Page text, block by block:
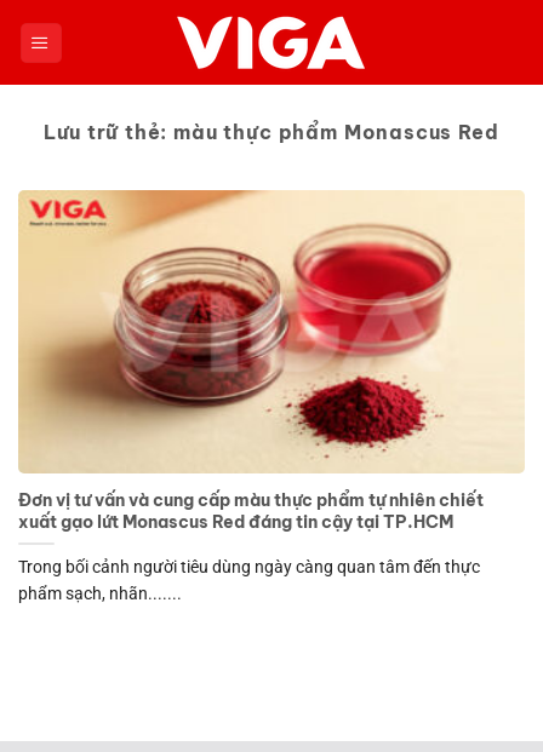
Lưu trữ thẻ: màu thực phẩm Monascus Red
Đơn vị tư vấn và cung cấp màu thực phẩm tự nhiên chiết
xuất gạo lứt Monascus Red đáng tin cậy tại TP.HCM
Trong bối cảnh người tiêu dùng ngày càng quan tâm đến thực
phẩm sạch, nhãn.......